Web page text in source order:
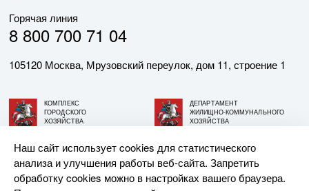
Горячая линия
8 800 700 71 04
105120 Москва, Мрузовский переулок, дом 11, строение 1
КОМПЛЕКС
ГОРОДСКОГО
ХОЗЯЙСТВА
ДЕПАРТАМЕНТ
ЖИЛИЩНО-КОММУНАЛЬНОГО
ХОЗЯЙСТВА
© АО «МОСГАЗ», 2026. При использовании материалов
ссылка на сайт обязательна.
Наш сайт использует cookies для статистического
анализа и улучшения работы веб-сайта. Запретить
обработку cookies можно в настройках вашего браузера.